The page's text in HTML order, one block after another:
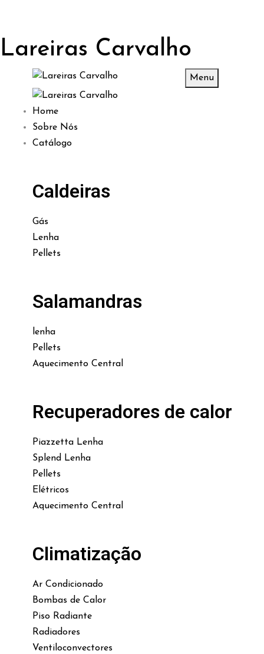
Lareiras Carvalho
Menu
Home
Sobre Nós
Catálogo
Caldeiras
Gás
Lenha
Pellets
Salamandras
lenha
Pellets
Aquecimento Central
Recuperadores de calor
Piazzetta Lenha
Splend Lenha
Pellets
Elétricos
Aquecimento Central
Climatização
Ar Condicionado
Bombas de Calor
Piso Radiante
Radiadores
Ventiloconvectores